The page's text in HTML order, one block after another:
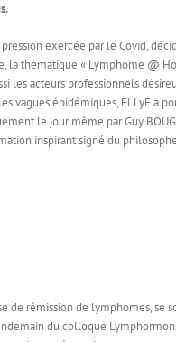
exercée par le Covid,
la thématique « Lymphome @
les acteurs professionnels
vagues épidémiques, ELLyE a
le jour même par Guy
inspirant signé du
de rémission de lymphomes, se
du colloque